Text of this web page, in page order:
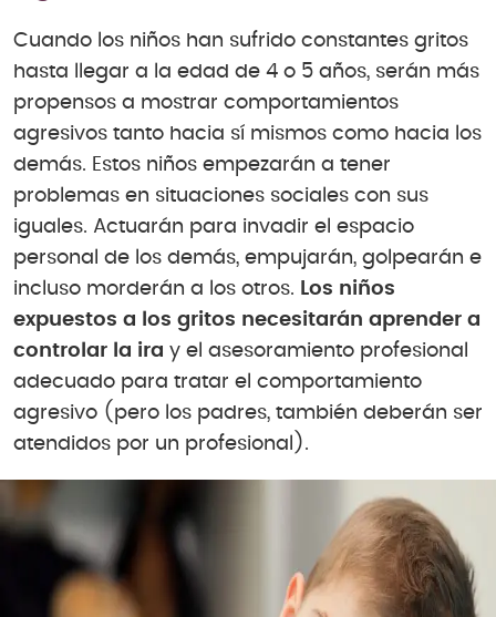
Cuando los niños han sufrido constantes gritos
hasta llegar a la edad de 4 o 5 años, serán más
propensos a mostrar comportamientos
agresivos tanto hacia sí mismos como hacia los
demás. Estos niños empezarán a tener
problemas en situaciones sociales con sus
iguales. Actuarán para invadir el espacio
personal de los demás, empujarán, golpearán e
incluso morderán a los otros. Los niños
expuestos a los gritos necesitarán aprender a
controlar la ira y el asesoramiento profesional
adecuado para tratar el comportamiento
agresivo (pero los padres, también deberán ser
atendidos por un profesional).